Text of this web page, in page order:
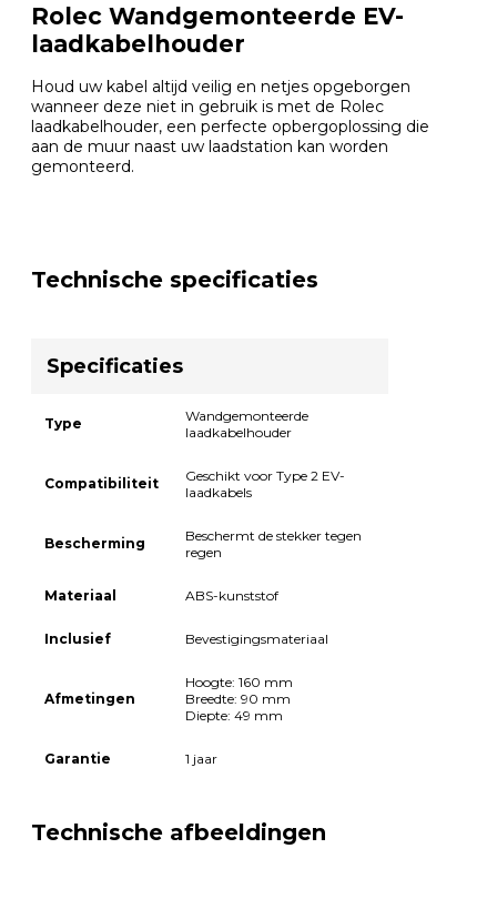
Rolec Wandgemonteerde EV-
laadkabelhouder
Houd uw kabel altijd veilig en netjes opgeborgen
wanneer deze niet in gebruik is met de Rolec
laadkabelhouder, een perfecte opbergoplossing die
aan de muur naast uw laadstation kan worden
gemonteerd.
Technische specificaties
Specificaties
Type
Wandgemonteerde
laadkabelhouder
Compatibiliteit
Geschikt voor Type 2 EV-
laadkabels
Bescherming
Beschermt de stekker tegen
regen
Materiaal ABS-kunststof
Inclusief Bevestigingsmateriaal
Afmetingen
Hoogte: 160 mm
Breedte: 90 mm
Diepte: 49 mm
Garantie 1 jaar
Technische afbeeldingen